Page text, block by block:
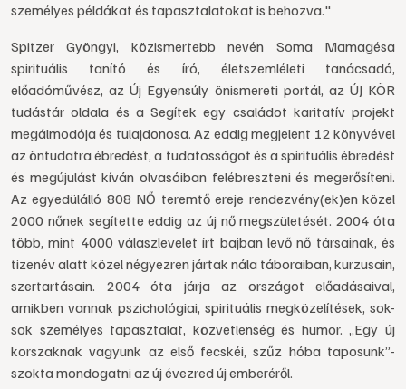
személyes példákat és tapasztalatokat is behozva."
Spitzer Gyöngyi, közismertebb nevén Soma Mamagésa
spirituális tanító és író, életszemléleti tanácsadó,
előadóművész, az Új Egyensúly önismereti portál, az ÚJ KÖR
tudástár oldala és a Segítek egy családot karitatív projekt
megálmodója és tulajdonosa. Az eddig megjelent 12 könyvével
az öntudatra ébredést, a tudatosságot és a spirituális ébredést
és megújulást kíván olvasóiban felébreszteni és megerősíteni.
Az egyedülálló 808 NŐ teremtő ereje rendezvény(ek)en közel
2000 nőnek segítette eddig az új nő megszületését. 2004 óta
több, mint 4000 válaszlevelet írt bajban levő nő társainak, és
tizenév alatt közel négyezren jártak nála táboraiban, kurzusain,
szertartásain. 2004 óta járja az országot előadásaival,
amikben vannak pszichológiai, spirituális megközelítések, sok-
sok személyes tapasztalat, közvetlenség és humor. „Egy új
korszaknak vagyunk az első fecskéi, szűz hóba taposunk”-
szokta mondogatni az új évezred új emberéről.